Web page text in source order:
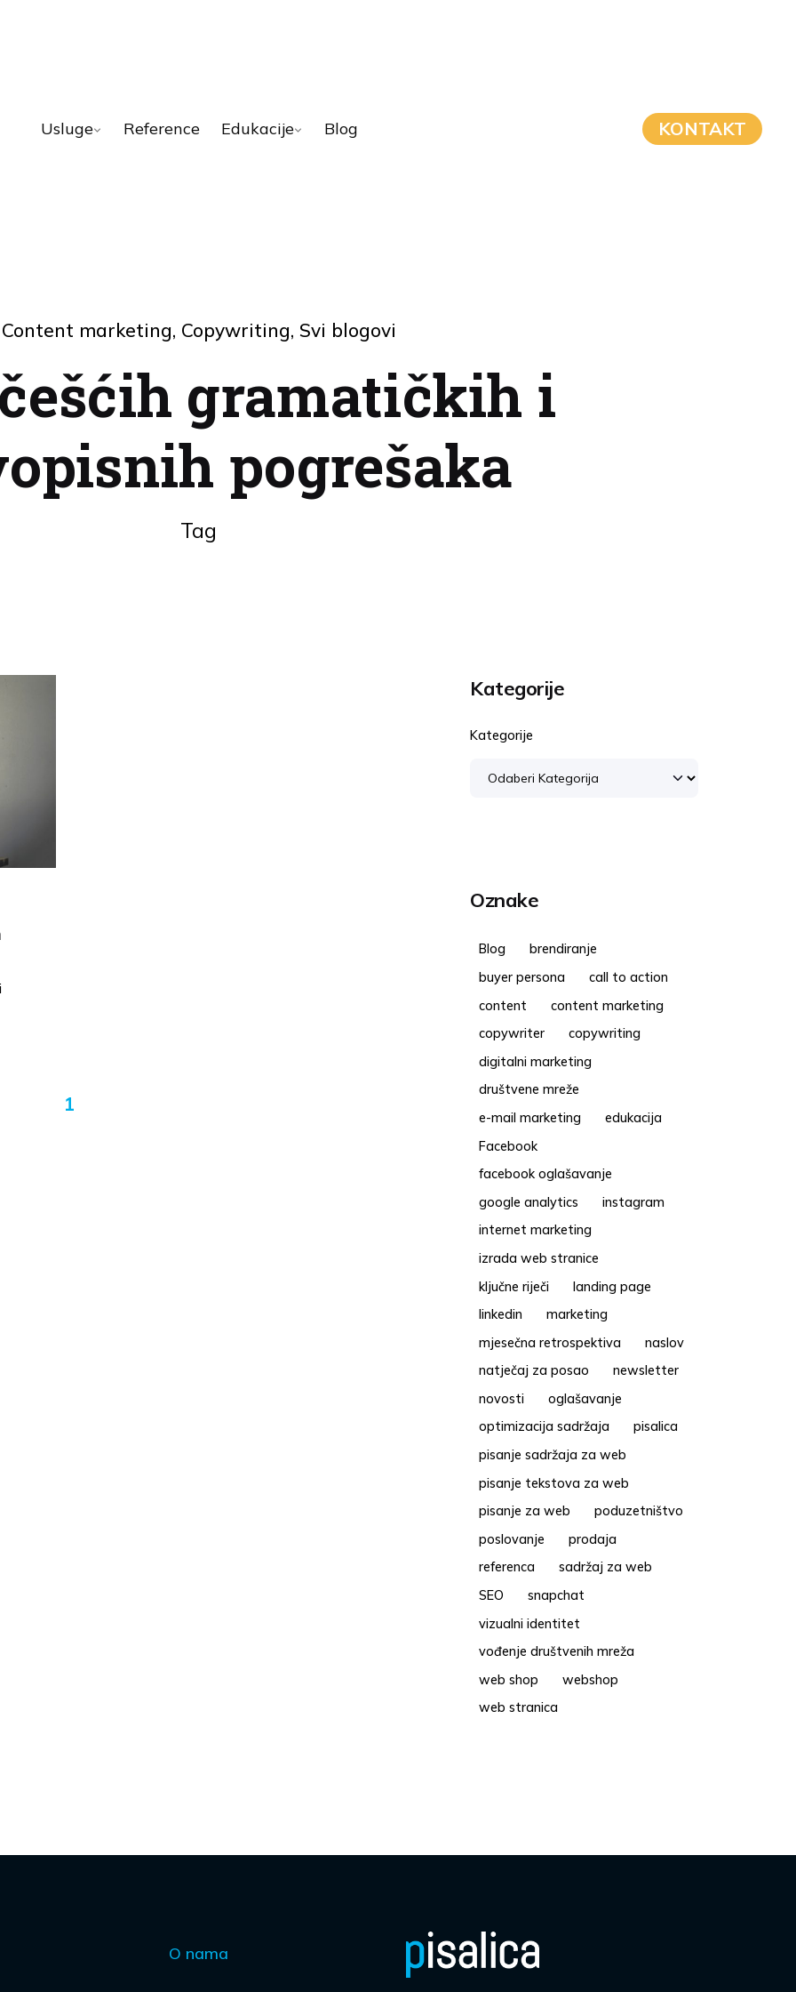
Usluge Reference Edukacije Blog KONTAKT
Content marketing Copywriting Svi blogovi
gramatičkih i
pogrešaka
Tag
1
Kategorije
Kategorije
Oznake
Blog
brendiranje
buyer persona
call to action
content
content marketing
copywriter
copywriting
digitalni marketing
društvene mreže
e-mail marketing
edukacija
Facebook
facebook oglašavanje
google analytics
instagram
internet marketing
izrada web stranice
ključne riječi
landing page
linkedin
marketing
mjesečna retrospektiva
naslov
natječaj za posao
newsletter
novosti
oglašavanje
optimizacija sadržaja
pisalica
pisanje sadržaja za web
pisanje tekstova za web
pisanje za web
poduzetništvo
poslovanje
prodaja
referenca
sadržaj za web
SEO
snapchat
vizualni identitet
vođenje društvenih mreža
web shop
webshop
web stranica
O nama